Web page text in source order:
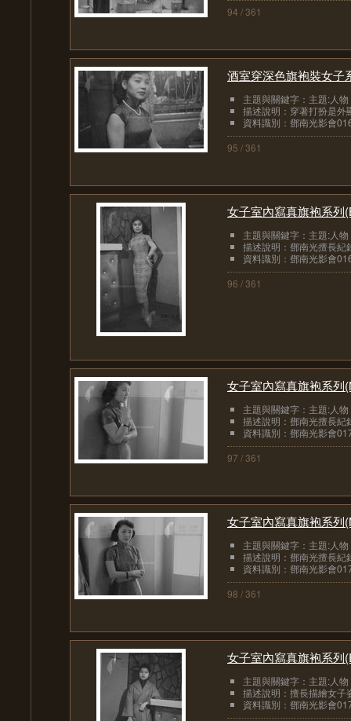
94 / 361
酒室穿深色旗袍裝女子
主題與關鍵字：主題:人
描述說明：穿著打扮是外
資料識別：鄧南光影會
95 / 361
女子室內寫真旗袍系列
主題與關鍵字：主題:人
描述說明：鄧南光擅長紀
資料識別：鄧南光影會
96 / 361
女子室內寫真旗袍系列
主題與關鍵字：主題:人
描述說明：鄧南光擅長紀
資料識別：鄧南光影會
97 / 361
女子室內寫真旗袍系列
主題與關鍵字：主題:人
描述說明：鄧南光擅長紀
資料識別：鄧南光影會
98 / 361
女子室內寫真旗袍系列
主題與關鍵字：主題:人
描述說明：擅長描繪女子
資料識別：鄧南光影會